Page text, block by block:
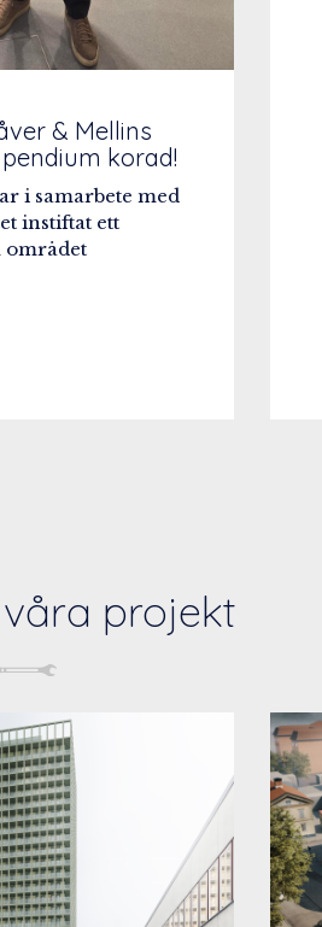
& Mellins
korad!
i samarbete med
instiftat ett
området
projekt